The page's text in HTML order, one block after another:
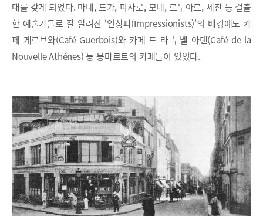
대를 갖게 되었다. 마네, 드가, 피사로, 모네, 르누아르, 세잔 등 걸출
한 예술가들로 잘 알려진 ‘인상파(Impressionists)’의 배경에도 카
페 게르브와(Café Guerbois)와 카페 드 라 누벨 아텐(Café de la
Nouvelle Athénes) 등 몽마르트의 카페들이 있었다.